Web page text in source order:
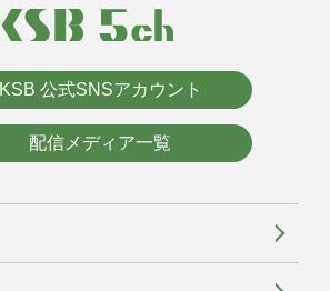
KSB 公式SNSアカウント
配信メディア一覧